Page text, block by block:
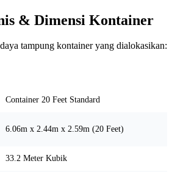
& Dimensi Kontainer
tampung kontainer yang dialokasikan:
Container 20 Feet Standard
6.06m x 2.44m x 2.59m (20 Feet)
33.2 Meter Kubik